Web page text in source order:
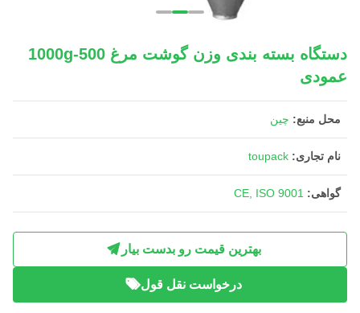
دستگاه بسته بندی وزن گوشت مرغ 500-1000g
عمودی
محل منبع: چین
نام تجاری: toupack
گواهی: CE, ISO 9001
بهترین قیمت رو بدست بیار
درخواست نقل قول